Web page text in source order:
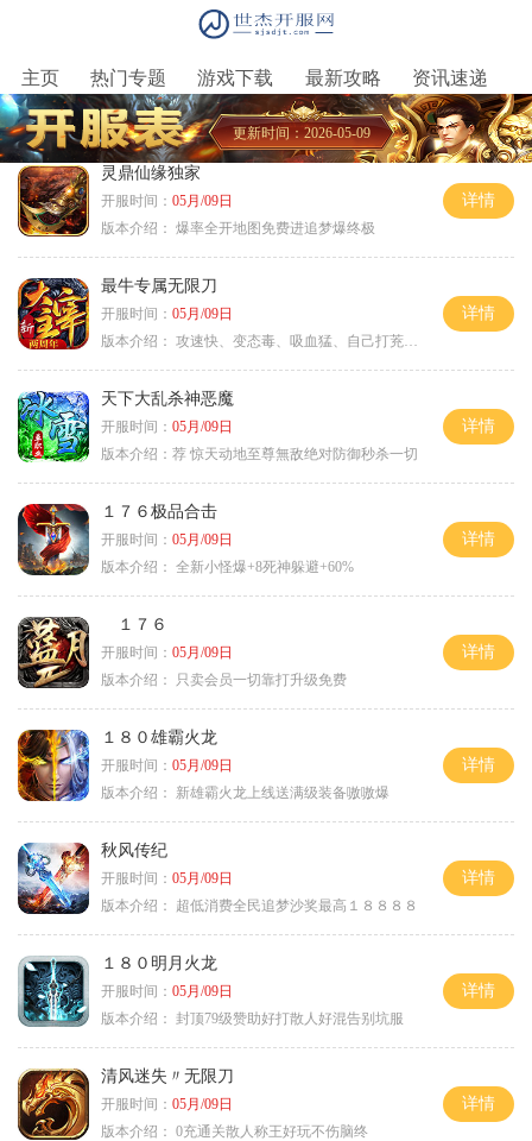
主页 热门专题 游戏下载 最新攻略 资讯速递
更新时间：2026-05-09
灵鼎仙缘独家
开服时间： 05月/09日
版本介绍： 爆率全开地图免费进追梦爆终极
详情
最牛专属无限刀
开服时间： 05月/09日
版本介绍： 攻速快、变态毒、吸血猛、自己打茺值玩
详情
天下大乱杀神恶魔
开服时间： 05月/09日
版本介绍： 荐 惊天动地至尊無敌绝对防御秒杀一切
详情
１７６极品合击
开服时间： 05月/09日
版本介绍： 全新小怪爆+8死神躲避+60%
详情
１７６
开服时间： 05月/09日
版本介绍：
只卖会员一切靠打升级免费
详情
１８０雄霸火龙
开服时间： 05月/09日
版本介绍：
新雄霸火龙上线送满级装备嗷嗷爆
详情
秋风传纪
开服时间： 05月/09日
版本介绍：
超低消费全民追梦沙奖最高１８８８８
详情
１８０明月火龙
开服时间： 05月/09日
版本介绍： 封顶79级赞助好打散人好混告别坑服
详情
清风迷失〃无限刀
开服时间： 05月/09日
版本介绍： 0充通关散人称王好玩不伤脑终
详情